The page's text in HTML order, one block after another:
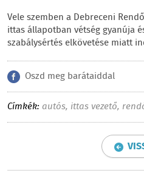
Vele szemben a Debreceni
ittas állapotban vétség gyanúja
szabálysértés elkövetése miatt
Oszd meg barátaiddal
Címkék: autós, ittas vezető,